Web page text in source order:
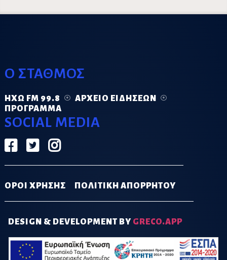
Ο ΣΤΑΘΜΟΣ
ΗΧΏ FM 99.8
ΑΡΧΕΊΟ ΕΙΔΉΣΕΩΝ
ΠΡΌΓΡΑΜΜΑ
SOCIAL MEDIA
ΟΡΟΙ ΧΡΗΣΗΣ ΠΟΛΙΤΙΚΗ ΑΠΟΡΡΗΤΟΥ
DESIGN & DEVELOPMENT BY GRECO.APP